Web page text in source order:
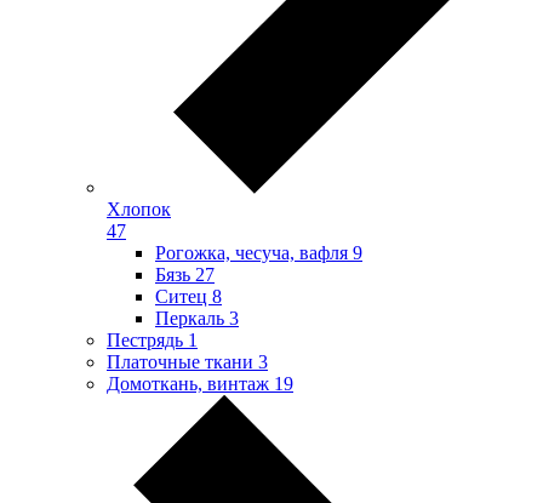
Хлопок
47
Рогожка, чесуча, вафля 9
Бязь 27
Ситец 8
Перкаль 3
Пестрядь 1
Платочные ткани 3
Домоткань, винтаж 19